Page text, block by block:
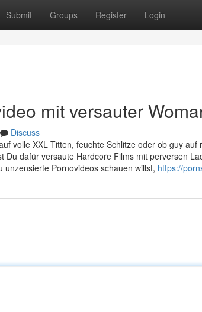
Submit Groups Register Login
mit versauter
Discuss
volle XXL Titten, feuchte Schlitze oder ob guy auf
Du dafür versaute Hardcore Films mit perversen
Pornovideos schauen willst, https://